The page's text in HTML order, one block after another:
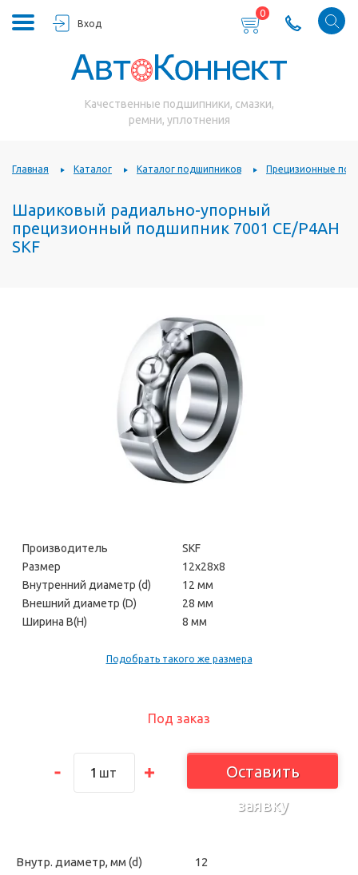
Вход
0
Качественные подшипники, смазки,
ремни, уплотнения
Главная Каталог Каталог подшипников Прецизионные
Шариковый радиально-упорный
прецизионный подшипник 7001 CE/P4AH
SKF
Под заказ
шт
Оставить
заявку
Производитель
SKF
Размер
12х28х8
Внутренний диаметр (d)
12 мм
Внешний диаметр (D)
28 мм
Ширина В(H)
8 мм
Подобрать такого же размера
Внутр. диаметр, мм (d) 12